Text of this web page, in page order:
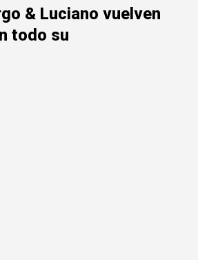
& Luciano vuelven
todo su